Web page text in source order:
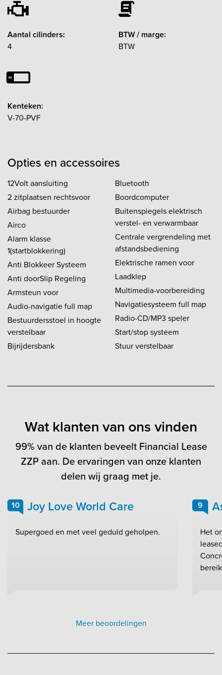
Aantal cilinders:
4
BTW / marge:
BTW
Kenteken:
V-70-PVF
Opties en accessoires
12Volt aansluiting
2 zitplaatsen rechtsvoor
Airbag bestuurder
Airco
Alarm klasse
1(startblokkering)
Anti Blokkeer Systeem
Anti doorSlip Regeling
Armsteun voor
Audio-navigatie full map
Bestuurdersstoel in hoogte
verstelbaar
Bijrijdersbank
Bluetooth
Boordcomputer
Buitenspiegels elektrisch
verstel- en verwarmbaar
Centrale vergrendeling met
afstandsbediening
Elektrische ramen voor
Laadklep
Multimedia-voorbereiding
Navigatiesysteem full map
Radio-CD/MP3 speler
Start/stop systeem
Stuur verstelbaar
Wat klanten van ons vinden
99% van de klanten beveelt Financial Lease
ZZP aan. De ervaringen van onze klanten
delen wij graag met je.
10 Joy Love World Care
Supergoed en met veel geduld geholpen.
9
Het
Meer beoordelingen